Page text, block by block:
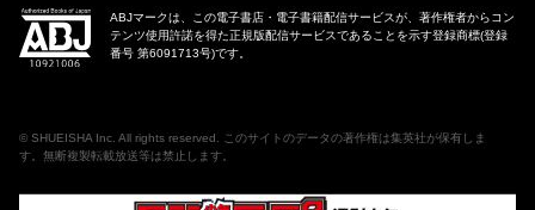
ABJマークは、この電子書店・電子書籍配信サービスが、著作権者からコン
テンツ使用許諾を得た正規版配信サービスであることを示す登録商標(登録
番号 第6091713号)です。
© SHUEISHA Inc. All rights reserved. このサイトのデータの著作権は集英社が保有しま
す。無断複製転載放送等は禁止します。